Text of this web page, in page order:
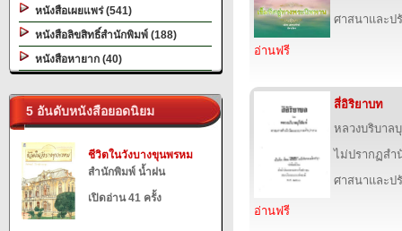
หนังสือเผยแพร่ (541)
หนังสือลิขสิทธิ์สำนักพิมพ์ (188)
หนังสือหายาก (40)
5 อันดับหนังสือยอดนิยม
ชีวิตในวังบางขุนพรหม
สำนักพิมพ์ น้ำฝน
เปิดอ่าน 41 ครั้ง
ศาสนาและป
อ่านฟรี
สี่อิริยาบท
หลวงบริบา
ไม่ปรากฏส
ศาสนาและป
อ่านฟรี